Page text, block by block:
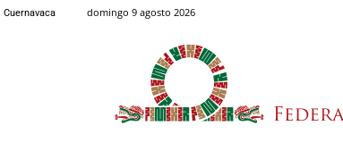
Cuernavaca domingo 9 agosto 2026